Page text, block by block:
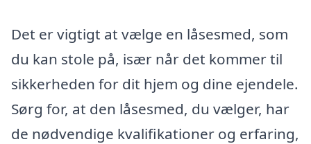
Det er vigtigt at vælge en låsesmed, som
du kan stole på, især når det kommer til
sikkerheden for dit hjem og dine ejendele.
Sørg for, at den låsesmed, du vælger, har
de nødvendige kvalifikationer og erfaring,